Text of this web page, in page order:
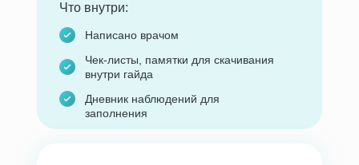
Что внутри:
Написано врачом
Дневник наблюдений для
заполнения
Чек-листы, памятки для скачивания
внутри гайда